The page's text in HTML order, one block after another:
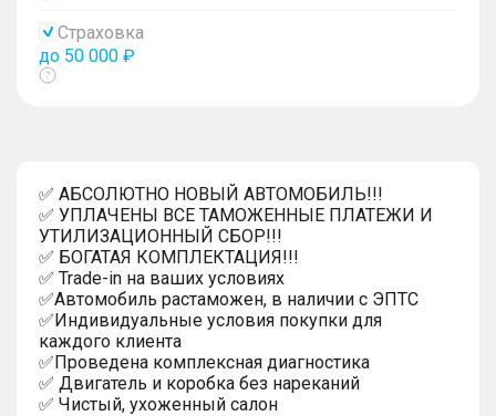
Страховка
до 50 000 ₽
Показать
✅ АБСОЛЮТНО НОВЫЙ АВТОМОБИЛЬ!!!
✅ УПЛАЧЕНЫ ВСЕ ТАМОЖЕННЫЕ ПЛАТЕЖИ И
УТИЛИЗАЦИОННЫЙ СБОР!!!
✅ БОГАТАЯ КОМПЛЕКТАЦИЯ!!!
✅ Trade-in на ваших условиях
✅Автомобиль растаможен, в наличии с ЭПТС
✅Индивидуальные условия покупки для
каждого клиента
✅Проведена комплексная диагностика
✅ Двигатель и коробка без нареканий
✅ Чистый, ухоженный салон